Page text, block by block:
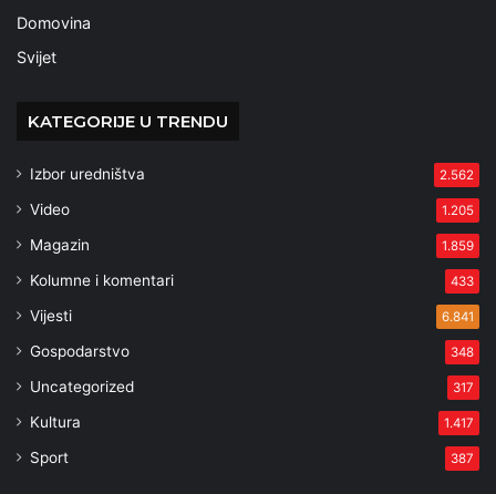
Domovina
Svijet
KATEGORIJE U TRENDU
Izbor uredništva 2.562
Video 1.205
Magazin 1.859
Kolumne i komentari 433
Vijesti 6.841
Gospodarstvo 348
Uncategorized 317
Kultura 1.417
Sport 387